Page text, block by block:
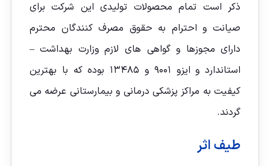
ذکر است تمام محصولات تولیدی این شرکت برای
صیانت و احترام به حقوق مصرف کنندگان محترم
دارای مجوزها و گواهی های لازم وزارت بهداشت –
استاندارد و ایزو ۹۰۰۱ و ۱۳۴۸۵ بوده که با بهترین
کیفیت به مراکز پزشکی درمانی و بیمارستانی عرضه می
گردند.
طیف اثر